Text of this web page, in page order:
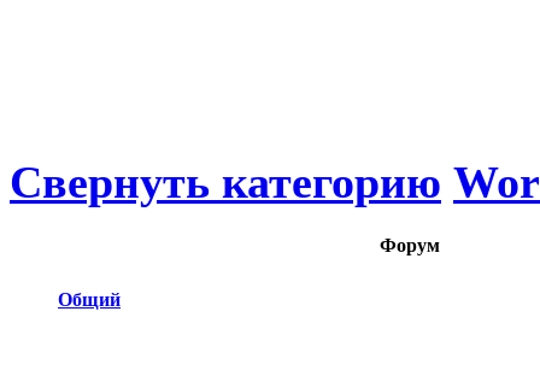
Свернуть категорию
Форум
Общий